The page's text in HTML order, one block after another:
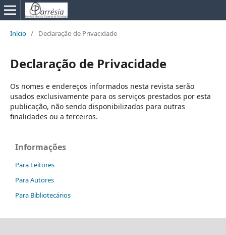
Início / Declaração de Privacidade
Declaração de Privacidade
Os nomes e endereços informados nesta revista serão
usados exclusivamente para os serviços prestados por esta
publicação, não sendo disponibilizados para outras
finalidades ou a terceiros.
Informações
Para Leitores
Para Autores
Para Bibliotecários